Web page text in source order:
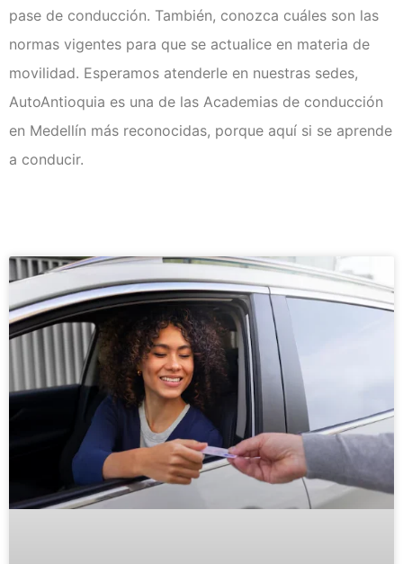
pase de conducción. También, conozca cuáles son las
normas vigentes para que se actualice en materia de
movilidad. Esperamos atenderle en nuestras sedes,
AutoAntioquia es una de las Academias de conducción
en Medellín más reconocidas, porque aquí si se aprende
a conducir.